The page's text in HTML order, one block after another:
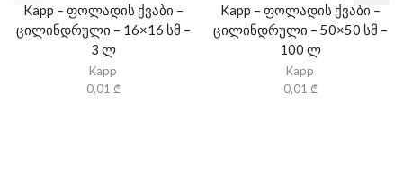
Kapp – ფოლადის ქვაბი –
ცილინდრული – 16×16 სმ –
3 ლ
Kapp
0,01 ₾
Kapp – ფოლადის ქვაბი –
ცილინდრული – 50×50 სმ –
100 ლ
Kapp
0,01 ₾